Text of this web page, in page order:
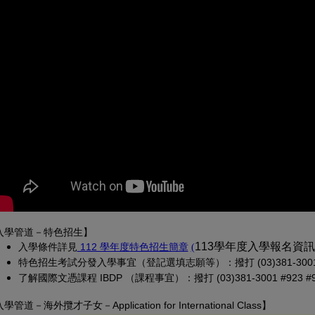
學管道－特色招生】
入學條件詳見 112 學年度特色招生簡章(另開新視窗)
((PDF 檔，另開新視窗)
113學年度入學報名資
特色招生考試分發入學事宜（登記選填志願等）：撥打 (03)381-
了解國際文憑課程 IBDP （課程事宜）：撥打 (03)381-3001 #923
學管道－ 海外攬才子女－Application for International Class】